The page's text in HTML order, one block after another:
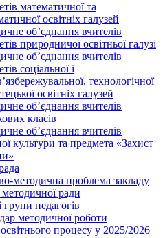
математичної та
освітніх галузей
об’єднання вчителів
природничої освітньої галузі
об’єднання вчителів
соціальної і
технологічної
освітніх галузей
об’єднання вчителів
класів
об’єднання вчителів
культури та предмета «Захист
методична проблема закладу
ради
групи педагогів
методичної роботи
освітнього процесу у 2025/2026